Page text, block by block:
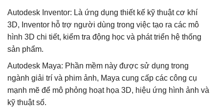
Autodesk Inventor: Là ứng dụng thiết kế kỹ thuật cơ khí
3D, Inventor hỗ trợ người dùng trong việc tạo ra các mô
hình 3D chi tiết, kiểm tra động học và phát triển hệ thống
sản phẩm.
Autodesk Maya: Phần mềm này được sử dụng trong
ngành giải trí và phim ảnh, Maya cung cấp các công cụ
mạnh mẽ để mô phỏng hoạt họa 3D, hiệu ứng hình ảnh và
kỹ thuật số.